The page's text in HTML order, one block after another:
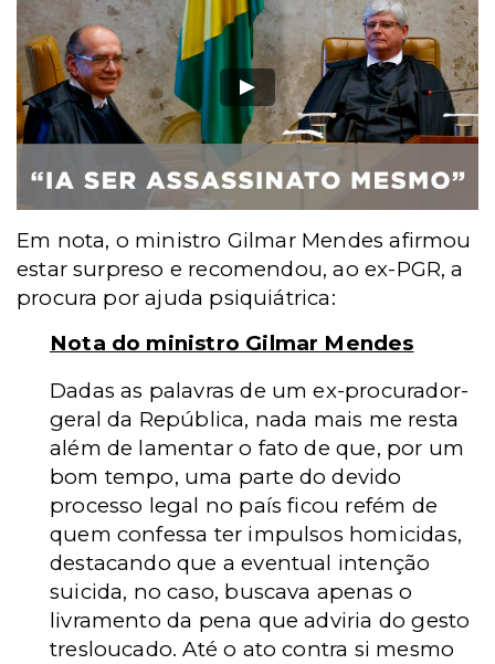
Em nota, o ministro Gilmar Mendes afirmou
estar surpreso e recomendou, ao ex-PGR, a
procura por ajuda psiquiátrica:
Nota do ministro Gilmar Mendes
Dadas as palavras de um ex-procurador-
geral da República, nada mais me resta
além de lamentar o fato de que, por um
bom tempo, uma parte do devido
processo legal no país ficou refém de
quem confessa ter impulsos homicidas,
destacando que a eventual intenção
suicida, no caso, buscava apenas o
livramento da pena que adviria do gesto
tresloucado. Até o ato contra si mesmo